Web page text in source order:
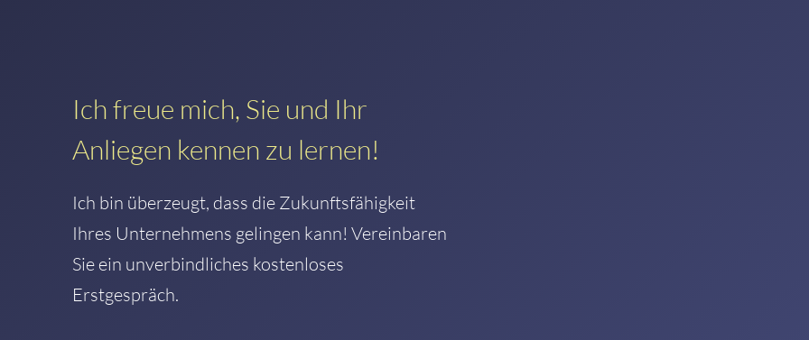
Ich freue mich, Sie und Ihr
Anliegen kennen zu lernen!
Ich bin überzeugt, dass die Zukunftsfähigkeit
Ihres Unternehmens gelingen kann! Vereinbaren
Sie ein unverbindliches kostenloses
Erstgespräch.